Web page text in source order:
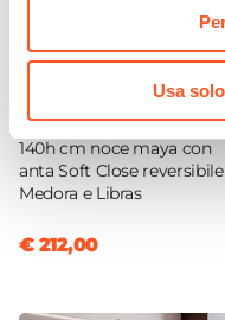
Usa
Dimensione
86,5 x 46,5 cm
Dimensioni Vasca
41 x 26,5 cm
Posizione Lavabo
Foro Troppopieno
Colonna bagno sospesa
140h cm noce maya con
anta Soft Close
Medora e Libras
€ 212,00